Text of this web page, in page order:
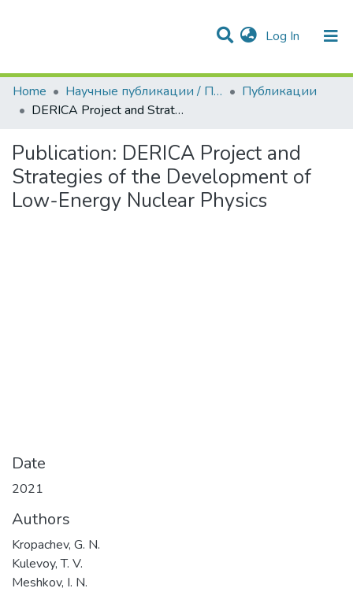
Log In (current)
Communities & Collections
Statistics
All of DSpace
Home
Научные публикации / Препринты
Публикации
DERICA Project and Strategies of the Development of Low-Energy Nuclear Physics
Publication: DERICA Project and
Strategies of the Development of
Low-Energy Nuclear Physics
Date
2021
Authors
Kropachev, G. N.
Kulevoy, T. V.
Meshkov, I. N.